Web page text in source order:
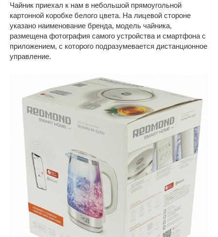
Чайник приехал к нам в небольшой прямоугольной
картонной коробке белого цвета. На лицевой стороне
указано наименование бренда, модель чайника,
размещена фотография самого устройства и смартфона с
приложением, с которого подразумевается дистанционное
управление.